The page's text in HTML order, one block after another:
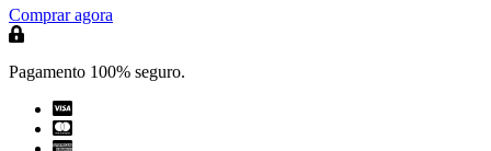
Comprar agora
Pagamento 100% seguro.